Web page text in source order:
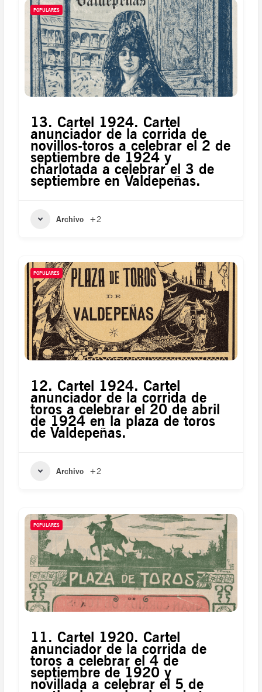
POPULARES
13. Cartel 1924. Cartel
anunciador de la corrida de
novillos-toros a celebrar el 2 de
septiembre de 1924 y
charlotada a celebrar el 3 de
septiembre en Valdepeñas.
Archivo +2
POPULARES
12. Cartel 1924. Cartel
anunciador de la corrida de
toros a celebrar el 20 de abril
de 1924 en la plaza de toros
de Valdepeñas.
Archivo +2
POPULARES
11. Cartel 1920. Cartel
anunciador de la corrida de
toros a celebrar el 4 de
septiembre de 1920 y
novillada a celebrar el 5 de